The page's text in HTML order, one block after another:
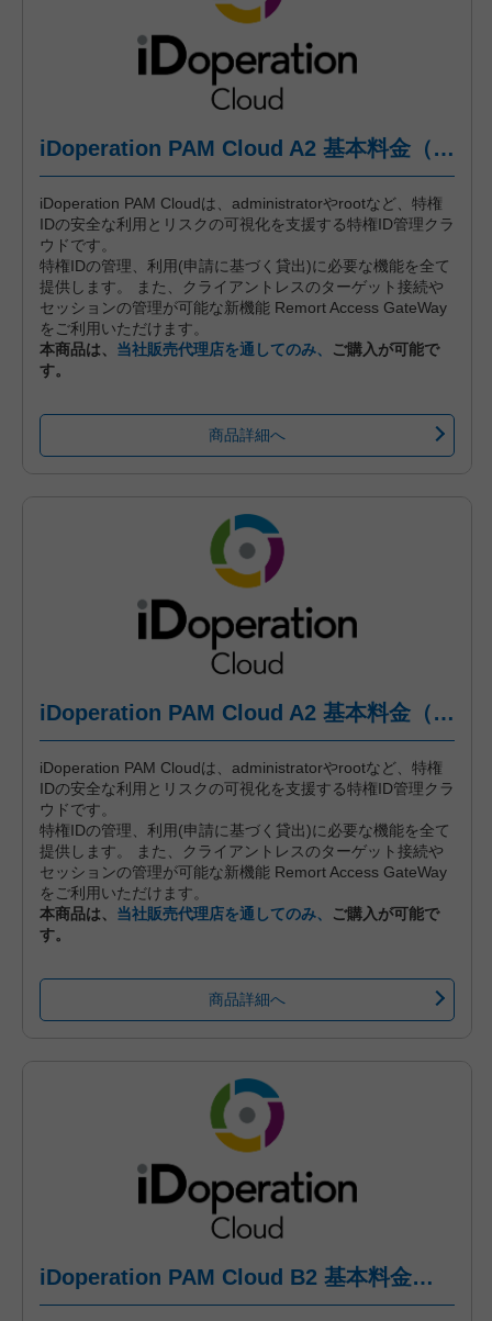
iDoperation PAM Cloud A2 基本料金（年間プラン、一括前払い）
iDoperation PAM Cloudは、administratorやrootなど、特権
IDの安全な利用とリスクの可視化を支援する特権ID管理クラ
ウドです。
特権IDの管理、利用(申請に基づく貸出)に必要な機能を全て
提供します。 また、クライアントレスのターゲット接続や
セッションの管理が可能な新機能 Remort Access GateWay
をご利用いただけます。
本商品は、 当社販売代理店を通してのみ、
ご購入が可能で
す。
商品詳細へ
iDoperation PAM Cloud A2 基本料金（年間プラン、月々後払い）
iDoperation PAM Cloudは、administratorやrootなど、特権
IDの安全な利用とリスクの可視化を支援する特権ID管理クラ
ウドです。
特権IDの管理、利用(申請に基づく貸出)に必要な機能を全て
提供します。 また、クライアントレスのターゲット接続や
セッションの管理が可能な新機能 Remort Access GateWay
をご利用いただけます。
本商品は、 当社販売代理店を通してのみ、
ご購入が可能で
す。
商品詳細へ
iDoperation PAM Cloud B2 基本料金（標準プラン、月々後払い）